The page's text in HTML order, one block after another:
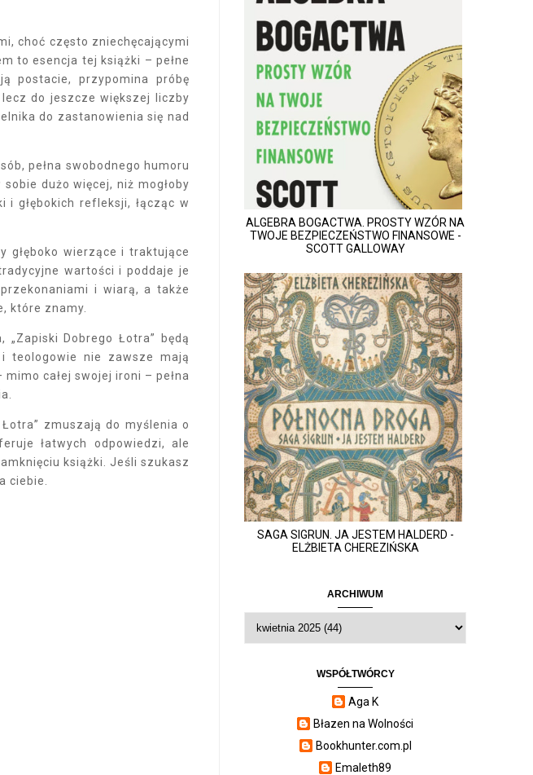
choć często zniechęcającymi
to esencja tej książki – pełne
postacie, przypomina próbę
do jeszcze większej liczby
do zastanowienia się nad
pełna swobodnego humoru
dużo więcej, niż mogłoby
głębokich refleksji, łącząc w
głęboko wierzące i traktujące
wartości i poddaje je
i wiarą, a także
które znamy.
Dobrego Łotra” będą
teologowie nie zawsze mają
całej swojej ironi – pełna
zmuszają do myślenia o
łatwych odpowiedzi, ale
książki. Jeśli szukasz
ciebie.
ALGEBRA BOGACTWA. PROSTY WZÓR NA
TWOJE BEZPIECZEŃSTWO FINANSOWE -
SCOTT GALLOWAY
SAGA SIGRUN. JA JESTEM HALDERD -
ELŻBIETA CHEREZIŃSKA
ARCHIWUM
WSPÓŁTWÓRCY
Aga K
Błazen na Wolności
Bookhunter.com.pl
Emaleth89